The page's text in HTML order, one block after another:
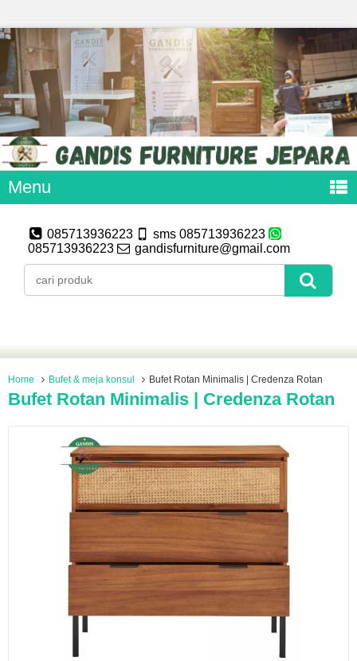
Menu
085713936223
sms 085713936223
085713936223
gandisfurniture@gmail.com
Home Bufet & meja konsul Bufet Rotan Minimalis | Credenza Rotan
Bufet Rotan Minimalis | Credenza Rotan